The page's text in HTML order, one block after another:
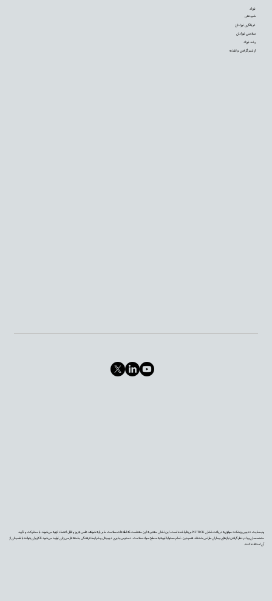
وب‌سایت «دیجی‌پزشک» موفق به دریافت نشان PIF TICK بریتانیا شده است. این نشان معتبر به این معناست که اطلاعات سلامت ما بر پایه شواهد علمی به‌روز و قابل اعتماد تهیه می‌شوند، با مشارکت و تأیید
متخصصان و با در نظر گرفتن نیازهای بیماران طراحی شده‌اند. همچنین، تمام محتوا با توجه به سطح سواد سلامت، دسترس‌پذیری دیجیتال و شرایط فرهنگی جامعه فارسی‌زبان تولید می‌شود تا کاربران بتوانند با اطمینان از
آن استفاده کنند.
نوزاد
شیردهی
غربالگری نوزادان
سلامتی نوزادان
رشد نوزاد
از شیر گرفتن و تغذیه